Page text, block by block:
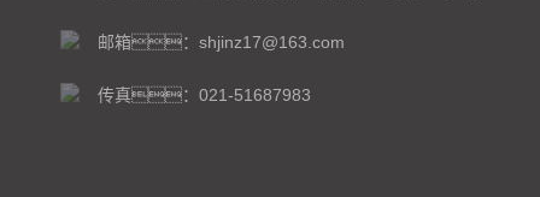
邮箱：shjinz17@163.com
传真：021-51687983